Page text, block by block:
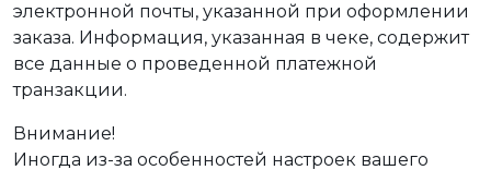
электронной почты, указанной при оформлении
заказа. Информация, указанная в чеке, содержит
все данные о проведенной платежной
транзакции.
Внимание!
Иногда из-за особенностей настроек вашего